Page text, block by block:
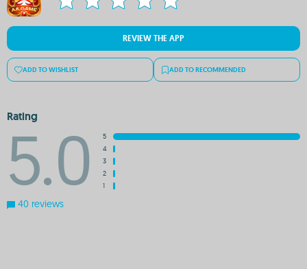
REVIEW THE APP
ADD TO WISHLIST ADD TO RECOMMENDED
Rating
5.0
5
4
3
2
1
40 reviews